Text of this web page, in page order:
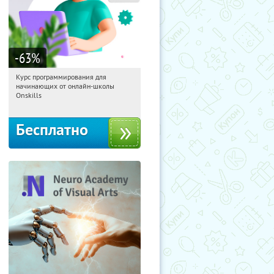
-63%
02:11:32 Получили:
Россия
Курс программирования для
начинающих от онлайн-школы
Onskills
Бесплатно